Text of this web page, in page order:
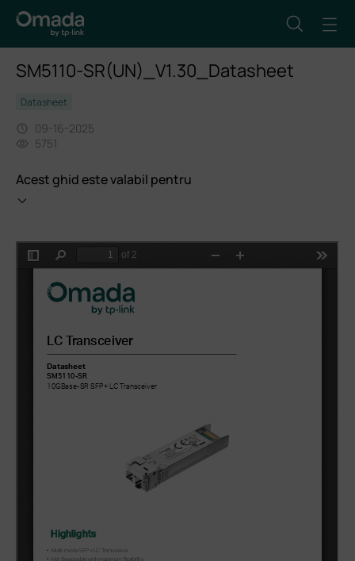
SM5110-SR(UN)_V1.30_Datasheet
Datasheet
09-16-2025
5751
Acest ghid este valabil pentru